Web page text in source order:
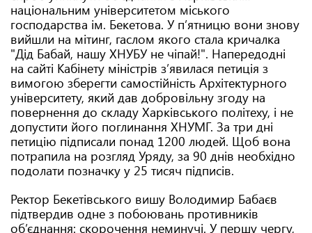
національним університетом міського
господарства ім. Бекетова. У п’ятницю вони знову
вийшли на мітинг, гаслом якого стала кричалка
"Дід Бабай, нашу ХНУБУ не чіпай!". Напередодні
на сайті Кабінету міністрів з’явилася петиція з
вимогою зберегти самостійність Архітектурного
університету, який дав добровільну згоду на
повернення до складу Харківського політеху, і не
допустити його поглинання ХНУМГ. За три дні
петицію підписали понад 1200 людей. Щоб вона
потрапила на розгляд Уряду, за 90 днів необхідно
подолати позначку у 25 тисяч підписів.
Ректор Бекетівського вишу Володимир Бабаєв
підтвердив одне з побоювань противників
об’єднання: скорочення неминучі. У першу чергу,